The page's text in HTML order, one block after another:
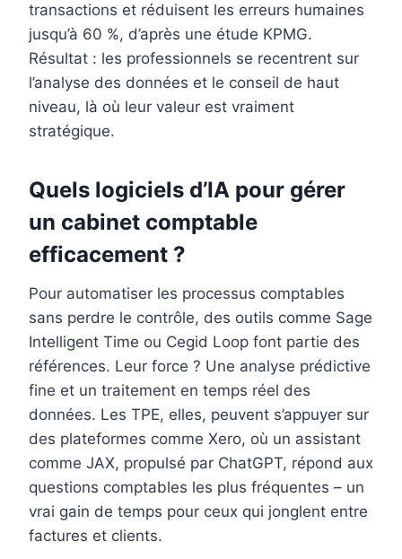
transactions et réduisent les erreurs humaines
jusqu’à 60 %, d’après une étude KPMG.
Résultat : les professionnels se recentrent sur
l’analyse des données et le conseil de haut
niveau, là où leur valeur est vraiment
stratégique.
Quels logiciels d’IA pour gérer
un cabinet comptable
efficacement ?
Pour automatiser les processus comptables
sans perdre le contrôle, des outils comme Sage
Intelligent Time ou Cegid Loop font partie des
références. Leur force ? Une analyse prédictive
fine et un traitement en temps réel des
données. Les TPE, elles, peuvent s’appuyer sur
des plateformes comme Xero, où un assistant
comme JAX, propulsé par ChatGPT, répond aux
questions comptables les plus fréquentes – un
vrai gain de temps pour ceux qui jonglent entre
factures et clients.